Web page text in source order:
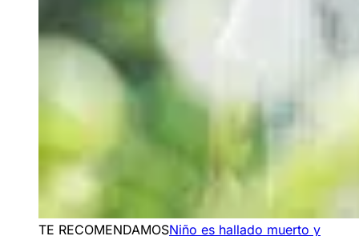
TE RECOMENDAMOSNiño es hallado muerto y